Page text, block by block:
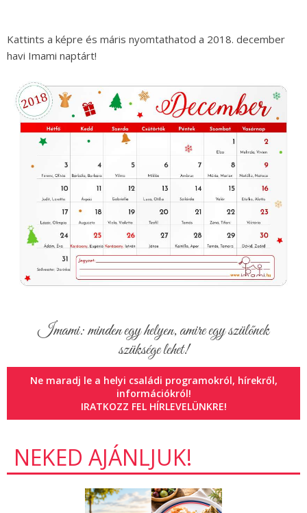
Kattints a képre és máris nyomtathatod a 2018. december
havi Imami naptárt!
Imami: minden egy helyen, amire egy szülőnek
szüksége lehet!
Ne maradj le a helyi családi programokról, hírekről,
információkról!
IRATKOZZ FEL HÍRLEVELÜNKRE!
NEKED AJÁNLJUK!